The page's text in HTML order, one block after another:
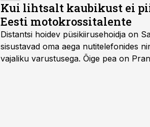
Kui lihtsalt kaubikust ei
Eesti motokrossitalente
Distantsi hoidev püsikiirusehoidja on
sisustavad oma aega nutitelefonides
vajaliku varustusega. Õige pea on